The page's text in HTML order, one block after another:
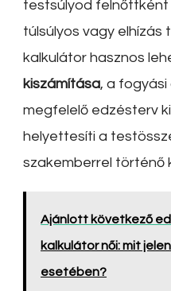
testsúlyod felnőttként
túlsúlyos vagy elhízás
kalkulátor hasznos
kiszámítása, a
megfelelő edzésterv
helyettesíti a
szakemberrel történő
Ajánlott következő
kalkulátor női: mit
esetében?